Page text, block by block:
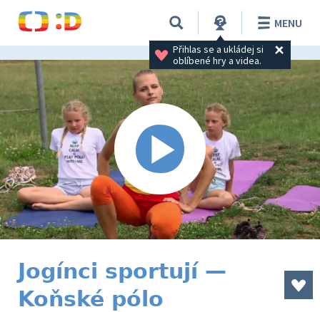
Přihlas se a ukládej si
oblíbené hry a videa.
MENU
Jogínci sportují —
Koňské pólo